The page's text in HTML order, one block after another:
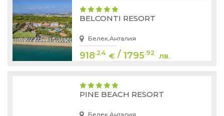
BELCONTI RESORT
Белек,Анталия
918.24 € /1795.92 лв.
PINE BEACH RESORT
Белек,Анталия